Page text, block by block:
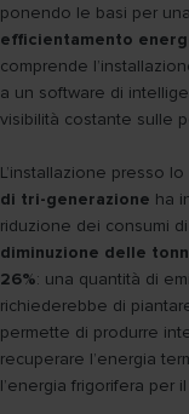
ponendo le basi per
efficientamento
comprende
a un software di
visibilità costante sulle
L’installazione presso
di tri-generazione ha
riduzione dei consumi
diminuzione delle
26%: una quantità di
richiederebbe di
permette di produrre
recuperare l’energia
l’energia frigorifera per